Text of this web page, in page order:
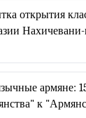
открытия
армяне:
к